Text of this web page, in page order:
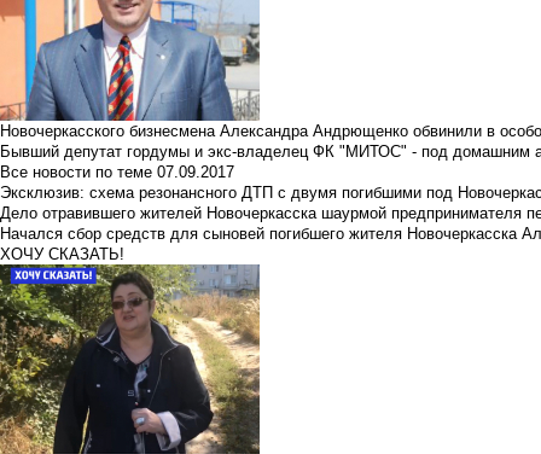
Новочеркасского бизнесмена Александра Андрющенко обвинили в
Бывший депутат гордумы и экс-владелец ФК "МИТОС" - под домашним
Все новости по теме 07.09.2017
Эксклюзив: схема резонансного ДТП с двумя погибшими под
Дело отравившего жителей Новочеркасска шаурмой предпринимателя
Начался сбор средств для сыновей погибшего жителя Новочеркасска
ХОЧУ СКАЗАТЬ!